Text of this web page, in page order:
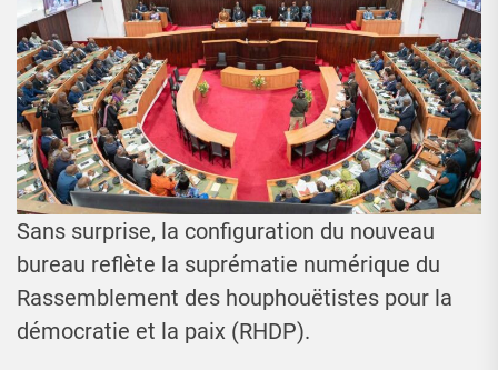
Sans surprise, la configuration du nouveau
bureau reflète la suprématie numérique du
Rassemblement des houphouëtistes pour la
démocratie et la paix (RHDP).